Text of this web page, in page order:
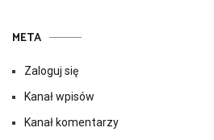
META
Zaloguj się
Kanał wpisów
Kanał komentarzy